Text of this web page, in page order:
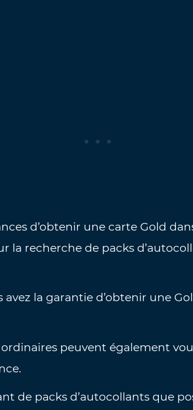
d’obtenir une carte Gold
la recherche de packs
avez la garantie d’obtenir une
ordinaires peuvent également
de packs d’autocollants que